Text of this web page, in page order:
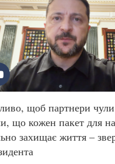
щоб партнери
що кожен пакет для
захищає життя –